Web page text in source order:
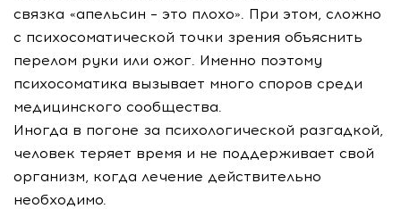
связка «апельсин – это плохо». При этом, сложно
с психосоматической точки зрения объяснить
перелом руки или ожог. Именно поэтому
психосоматика вызывает много споров среди
медицинского сообщества.
Иногда в погоне за психологической разгадкой,
человек теряет время и не поддерживает свой
организм, когда лечение действительно
необходимо.